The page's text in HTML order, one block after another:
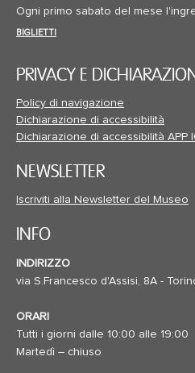
Ogni primo sabato del mese
BIGLIETTI
PRIVACY E
Policy di navigazione
Dichiarazione di accessibilità
Dichiarazione di accessibilità APP
NEWSLETTER
Iscriviti alla Newsletter del Museo
INFO
INDIRIZZO
via S.Francesco d'Assisi, 8A -
ORARI
Tutti i giorni dalle 10:00 alle 19:00
Martedì – chiuso